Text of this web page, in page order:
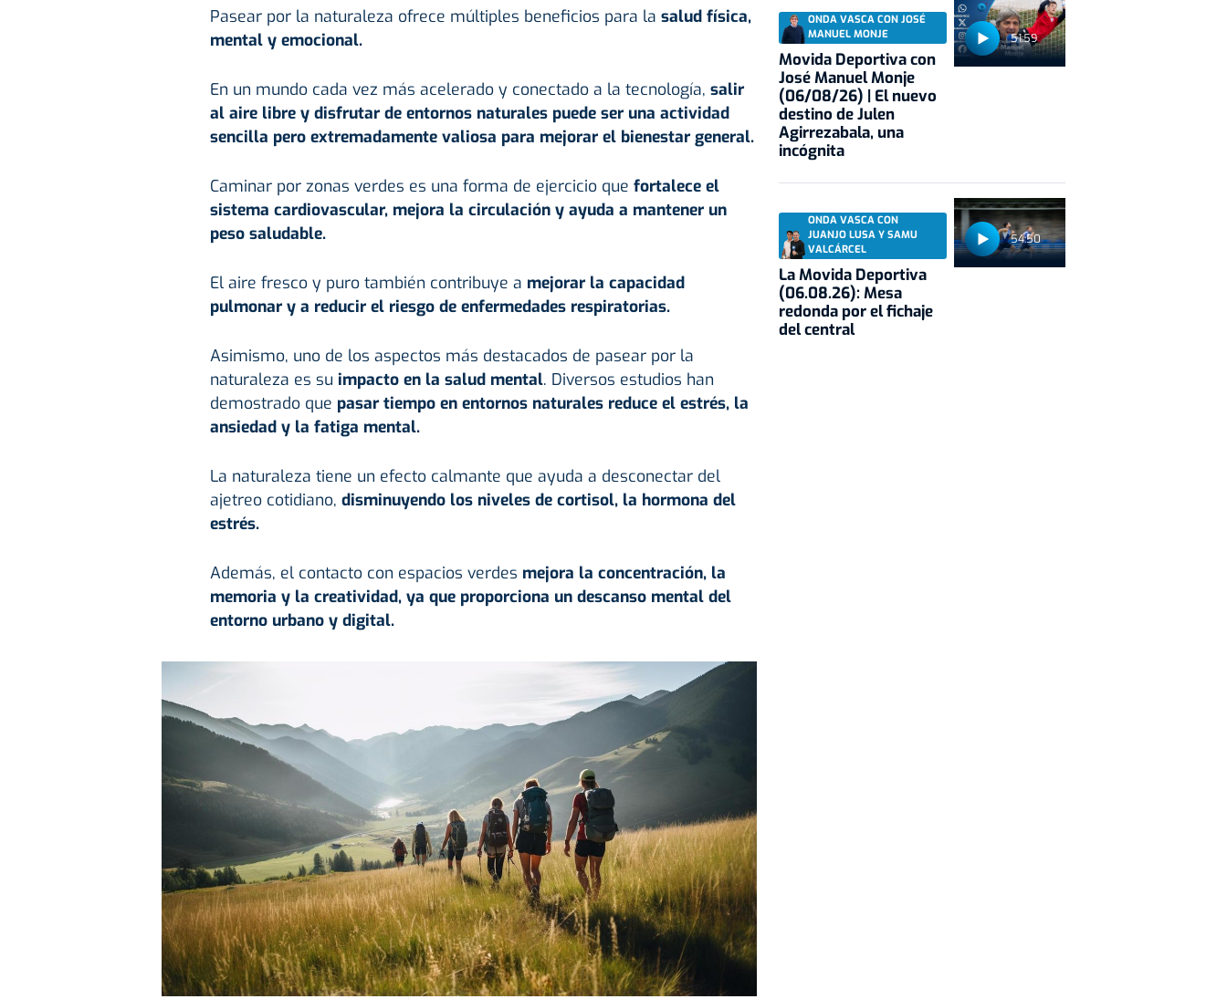
Pasear por la naturaleza ofrece múltiples beneficios para la salud física,
mental y emocional.
En un mundo cada vez más acelerado y conectado a la tecnología, salir
al aire libre y disfrutar de entornos naturales puede ser una actividad
sencilla pero extremadamente valiosa para mejorar el bienestar general.
Caminar por zonas verdes es una forma de ejercicio que fortalece el
sistema cardiovascular, mejora la circulación y ayuda a mantener un
peso saludable.
El aire fresco y puro también contribuye a mejorar la capacidad
pulmonar y a reducir el riesgo de enfermedades respiratorias.
Asimismo, uno de los aspectos más destacados de pasear por la
naturaleza es su impacto en la saludmental. Diversos estudios han
demostrado que pasar tiempo en entornos naturales reduce el estrés, la
ansiedad y la fatiga mental.
La naturaleza tiene un efecto calmante que ayuda a desconectar del
ajetreo cotidiano, disminuyendo los niveles de cortisol, la hormona del
estrés.
Además, el contacto con espacios verdes mejora la concentración, la
memoria y la creatividad, ya que proporciona un descanso mental del
entorno urbano y digital.
51:59
ONDA VASCA CON JOSÉ
MANUEL MONJE
Movida Deportiva con
José Manuel Monje
(06/08/26) | El nuevo
destino de Julen
Agirrezabala, una
incógnita
54:50
ONDA VASCA CON
JUANJO LUSA Y SAMU
VALCÁRCEL
La Movida Deportiva
(06.08.26): Mesa
redonda por el fichaje
del central